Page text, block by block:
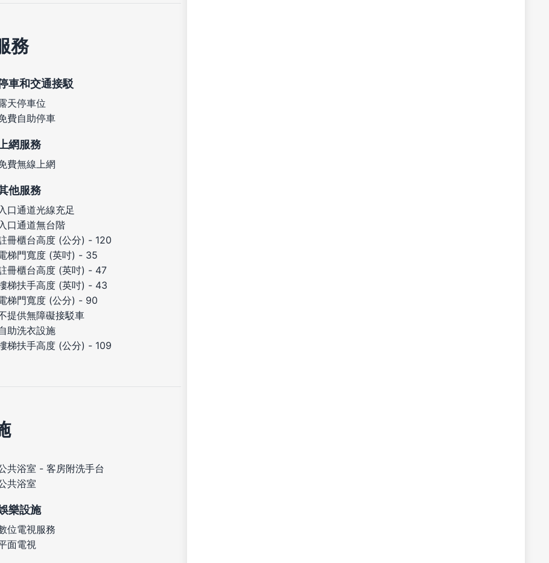
務
車和交通接駁
天停車位
費自助停車
上網服務
費無線上網
他服務
口通道光線充足
口通道無台階
冊櫃台高度 (公分) - 120
梯門寬度 (英吋) - 35
冊櫃台高度 (英吋) - 47
梯扶手高度 (英吋) - 43
梯門寬度 (公分) - 90
提供無障礙接駁車
助洗衣設施
梯扶手高度 (公分) - 109
共浴室 - 客房附洗手台
共浴室
樂設施
位電視服務
面電視